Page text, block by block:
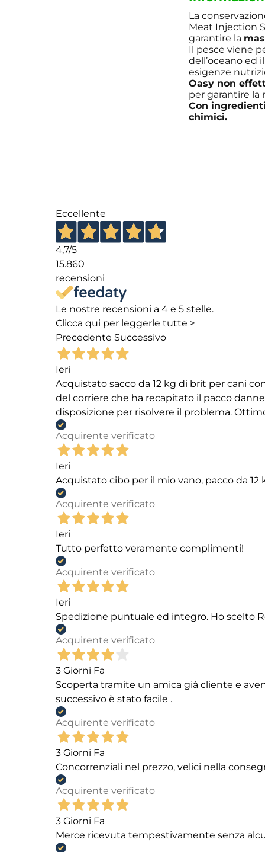
La
Meat Injection
garantire la
Il pesce viene
dell’oceano ed
esigenze
Oasy non
per garantire la
Con
chimici.
Eccellente
4,7/5
15.860
recensioni
Le nostre recensioni a 4 e 5 stelle.
Clicca qui per leggerle tutte >
Precedente Successivo
Ieri
Acquistato sacco da 12 kg di brit per cani
del corriere che ha recapitato il pacco
disposizione per risolvere il problema.
Acquirente verificato
Ieri
Acquistato cibo per il mio vano, pacco da
Acquirente verificato
Ieri
Tutto perfetto veramente complimenti!
Acquirente verificato
Ieri
Spedizione puntuale ed integro. Ho scelto
Acquirente verificato
3 Giorni Fa
Scoperta tramite un amica già cliente e
successivo è stato facile .
Acquirente verificato
3 Giorni Fa
Concorrenziali nel prezzo, velici nella
Acquirente verificato
3 Giorni Fa
Merce ricevuta tempestivamente senza